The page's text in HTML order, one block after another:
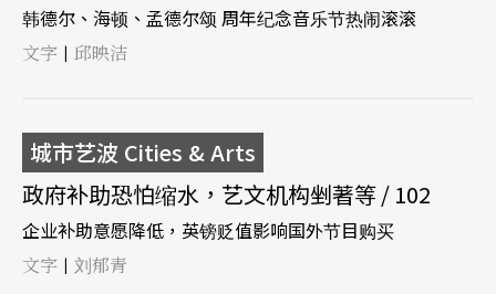
韩德尔、海顿、孟德尔颂 周年纪念音乐节热闹滚滚
文字 | 邱映洁
城市艺波 Cities & Arts
政府补助恐怕缩水，艺文机构剉著等 / 102
企业补助意愿降低，英镑贬值影响国外节目购买
文字 | 刘郁青